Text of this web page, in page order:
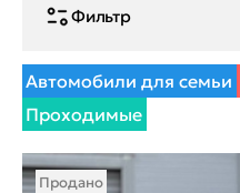
Фильтр
Автомобили для семьи
Проходимые
Продано